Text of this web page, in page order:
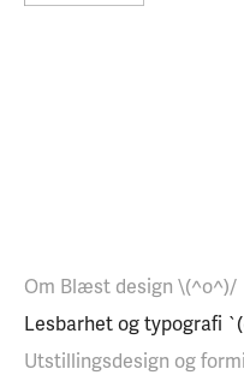
Om Blæst design \(^o^)/
Lesbarhet og typografi
Utstillingsdesign og